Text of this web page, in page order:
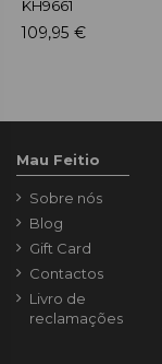
KH9661
109,95 €
Mau Feitio
Sobre nós
Blog
Gift Card
Contactos
Livro de
reclamações